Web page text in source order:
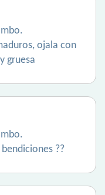
ojala con
gruesa
??